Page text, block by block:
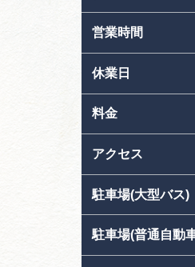
営業時間
休業日
料金
アクセス
駐車場(大型バス)
駐車場(普通自動